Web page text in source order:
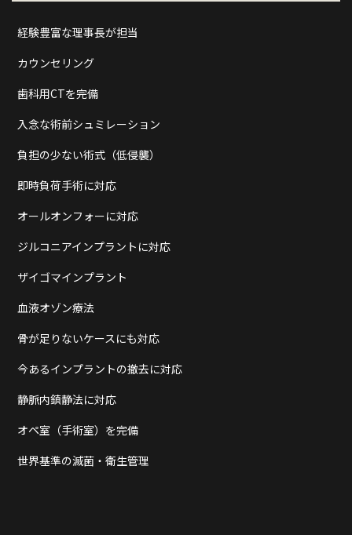
経験豊富な理事長が担当
カウンセリング
歯科用CTを完備
入念な術前シュミレーション
負担の少ない術式（低侵襲）
即時負荷手術に対応
オールオンフォーに対応
ジルコニアインプラントに対応
ザイゴマインプラント
血液オゾン療法
骨が足りないケースにも対応
今あるインプラントの撤去に対応
静脈内鎮静法に対応
オペ室（手術室）を完備
世界基準の滅菌・衛生管理